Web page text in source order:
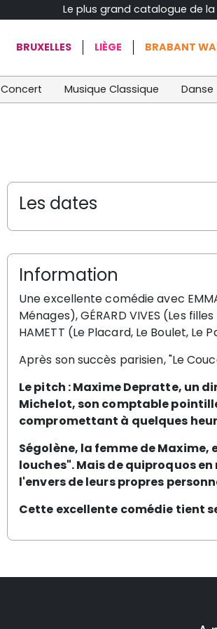
Le plus grand catalogue de
BRUXELLES LIÈGE BRABANT
Concert Musique Classique Danse
Les dates
Information
Une excellente comédie avec
Ménages),GÉRARD VIVES (Les
HAMETT (Le Placard, Le Boulet, Le
Après son succès parisien, "Le
Le pitch :Maxime Depratte, un
Michelot, son comptable
compromettant à quelques
Ségolène, la femme de
louches". Mais de quiproquos
l'envers de leurs propres
Cette excellente comédie tient